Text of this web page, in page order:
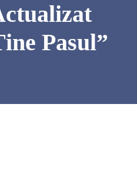
Pasul”